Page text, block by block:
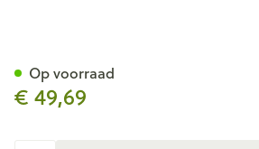
€ 49,69
Op voorraad